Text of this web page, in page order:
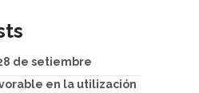
de setiembre
en la utilización